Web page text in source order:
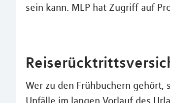
sein kann. MLP hat Zugriff auf
Wer zu den Frühbuchern
Unfälle im langen Vorlauf des